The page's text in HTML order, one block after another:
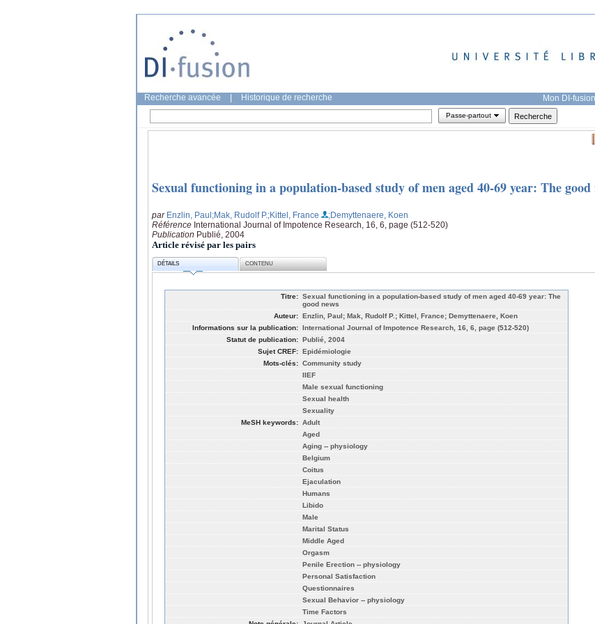
Recherche avancée Historique de recherche Mon DI-fusion
Passe-partout
Sexual functioning in a population-based study of men aged 40-69 year: The good
par Enzlin, Paul;Mak, Rudolf P.;Kittel, France
;Demyttenaere, Koen
Référence International Journal of Impotence Research, 16, 6, page (512-520)
Publication Publié, 2004
Article révisé par les pairs
DÉTAILS CONTENU
Titre: Sexual functioning in a population-based study of men aged 40-69 year: The
good news
Auteur: Enzlin, Paul; Mak, Rudolf P.; Kittel, France; Demyttenaere, Koen
Informations sur la publication: International Journal of Impotence Research, 16, 6, page (512-520)
Statut de publication: Publié, 2004
Sujet CREF: Epidémiologie
Mots-clés: Community study
IIEF
Male sexual functioning
Sexual health
Sexuality
MeSH keywords: Adult
Aged
Aging -- physiology
Belgium
Coitus
Ejaculation
Humans
Libido
Male
Marital Status
Middle Aged
Orgasm
Penile Erection -- physiology
Personal Satisfaction
Questionnaires
Sexual Behavior -- physiology
Time Factors